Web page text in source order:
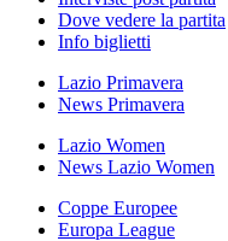
Dove vedere la partita
Info biglietti
Lazio Primavera
News Primavera
Lazio Women
News Lazio Women
Coppe Europee
Europa League